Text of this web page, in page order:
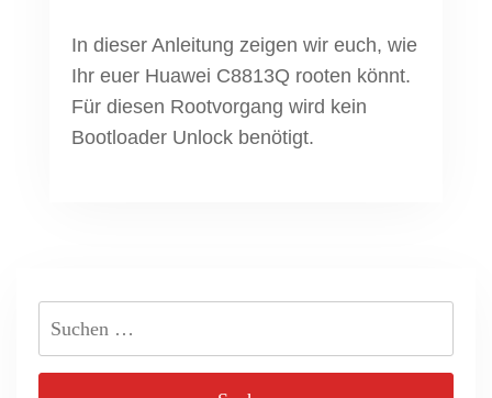
In dieser Anleitung zeigen wir euch, wie
Ihr euer Huawei C8813Q rooten könnt.
Für diesen Rootvorgang wird kein
Bootloader Unlock benötigt.